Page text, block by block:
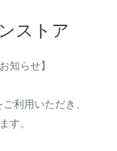
ストア
知らせ】
利用いただき、
す。